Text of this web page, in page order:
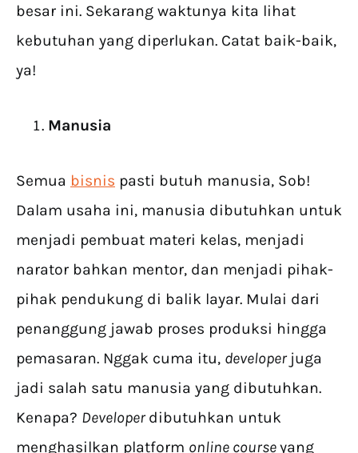
besar ini. Sekarang waktunya kita lihat
kebutuhan yang diperlukan. Catat baik-baik,
ya!
Manusia
Semua bisnis pasti butuh manusia, Sob!
Dalam usaha ini, manusia dibutuhkan untuk
menjadi pembuat materi kelas, menjadi
narator bahkan mentor, dan menjadi pihak-
pihak pendukung di balik layar. Mulai dari
penanggung jawab proses produksi hingga
pemasaran. Nggak cuma itu, developer juga
jadi salah satu manusia yang dibutuhkan.
Kenapa? Developer dibutuhkan untuk
menghasilkan platform online courseyang